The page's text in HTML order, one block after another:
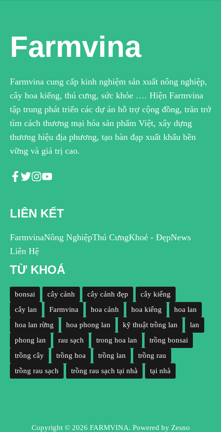
Farmvina
Farmvina cung cấp kinh nghiệm sản xuất nông nghiệp,
cây hoa kiểng, thú cưng, sức khỏe …. Hiện Farmvina
tập trung phát triển các dự án hỗ trợ cộng đồng, trăn trở
tìm cách thương mại hóa sản phẩm Việt, xây dựng
thương hiệu địa phương, tạo bàn đạp xuất khẩu bền
vững và giá trị cao.
LIÊN KẾT
FarmvinaNông NghiệpThú CưngKhoẻ - ĐẹpNews
Liên Hệ
TỪ KHOÁ
bonsai cây cảnh cây cảnh đẹp
cây kiểng
cây lan
Farmvina hoa cảnh hoa kiểng
hoa lan
hoa lan rừng
hoa phong lan kỹ thuật trồng lan
lan
phong lan
rau sạch trong hoa lan
trồng bonsai
trồng cây
trồng hoa trồng lan
trồng rau
trồng rau sạch
trồng rau sạch tại nhà tại nhà
Copyright © 2026 FARMVINA. Powered by Zesno